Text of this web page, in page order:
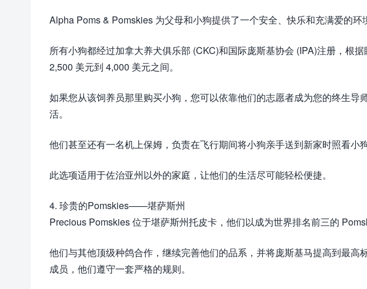
Alpha Poms & Pomskies 为父母和小狗提供了一个安全、快乐和充满爱的环
所有小狗都经过加拿大养犬俱乐部 (CKC)和国际庞斯基协会 (IPA)注册，根
2,500 美元到 4,000 美元之间。
如果您从该饲养员那里购买小狗，您可以依靠他们的志愿者成为您的终生导
活。
他们甚至还有一名机上保姆，负责在飞行期间将小狗亲手送到新家时照看小狗
此选项适用于佐治亚州以外的家庭，让他们的生活尽可能轻松便捷。
4. 珍贵的Pomskies——堪萨斯州
Precious Pomskies 位于堪萨斯州托皮卡，他们以成为世界排名前三的
他们与其他顶级种鸽合作，继续完善他们的品系，并将庞斯基马提高到最高
成员，他们遵守一套严格的规则。